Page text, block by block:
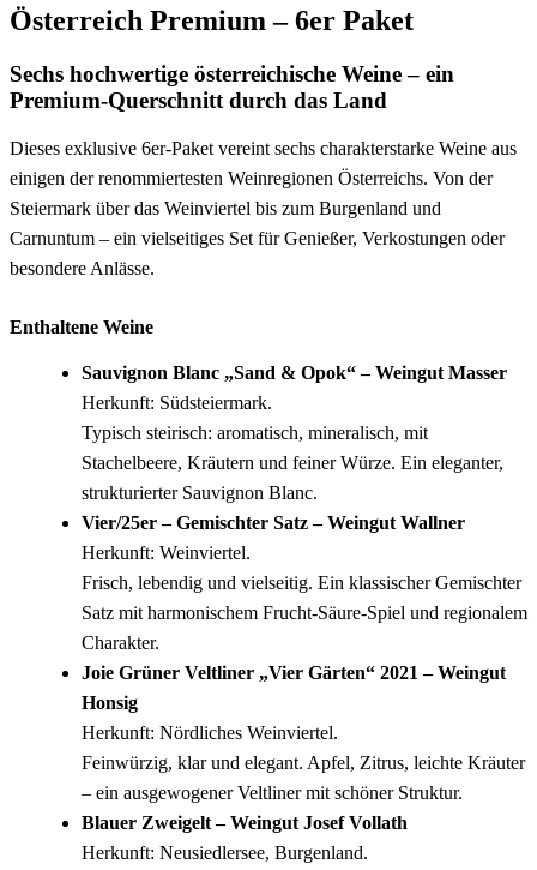
Österreich Premium – 6er Paket
Sechs hochwertige österreichische Weine – ein
Premium‑Querschnitt durch das Land
Dieses exklusive 6er‑Paket vereint sechs charakterstarke Weine aus
einigen der renommiertesten Weinregionen Österreichs. Von der
Steiermark über das Weinviertel bis zum Burgenland und
Carnuntum – ein vielseitiges Set für Genießer, Verkostungen oder
besondere Anlässe.
Enthaltene Weine
Sauvignon Blanc „Sand & Opok“ – Weingut Masser
Herkunft: Südsteiermark.
Typisch steirisch: aromatisch, mineralisch, mit
Stachelbeere, Kräutern und feiner Würze. Ein eleganter,
strukturierter Sauvignon Blanc.
Vier/25er – Gemischter Satz – Weingut Wallner
Herkunft: Weinviertel.
Frisch, lebendig und vielseitig. Ein klassischer Gemischter
Satz mit harmonischem Frucht‑Säure‑Spiel und regionalem
Charakter.
Joie Grüner Veltliner „Vier Gärten“ 2021 – Weingut
Honsig
Herkunft: Nördliches Weinviertel.
Feinwürzig, klar und elegant. Apfel, Zitrus, leichte Kräuter
– ein ausgewogener Veltliner mit schöner Struktur.
Blauer Zweigelt – Weingut Josef Vollath
Herkunft: Neusiedlersee, Burgenland.